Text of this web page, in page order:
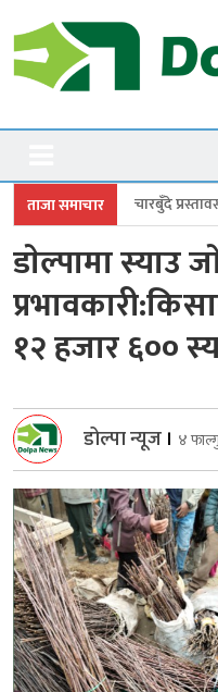
to
content
Dolpanews
ताजा समाचार
प्रस्तावसँगै डाेल्पाकाे काइकेमा
डाेल्पामा स्याउ
१२ हजार ६००
डोल्पा न्यूज । ४